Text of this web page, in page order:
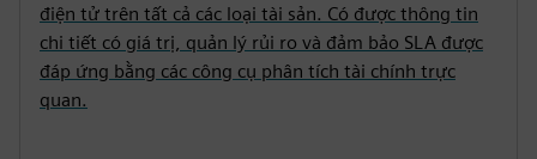
điện tử trên tất cả các loại tài sản. Có được thông tin
chi tiết có giá trị, quản lý rủi ro và đảm bảo SLA được
đáp ứng bằng các công cụ phân tích tài chính trực
quan.